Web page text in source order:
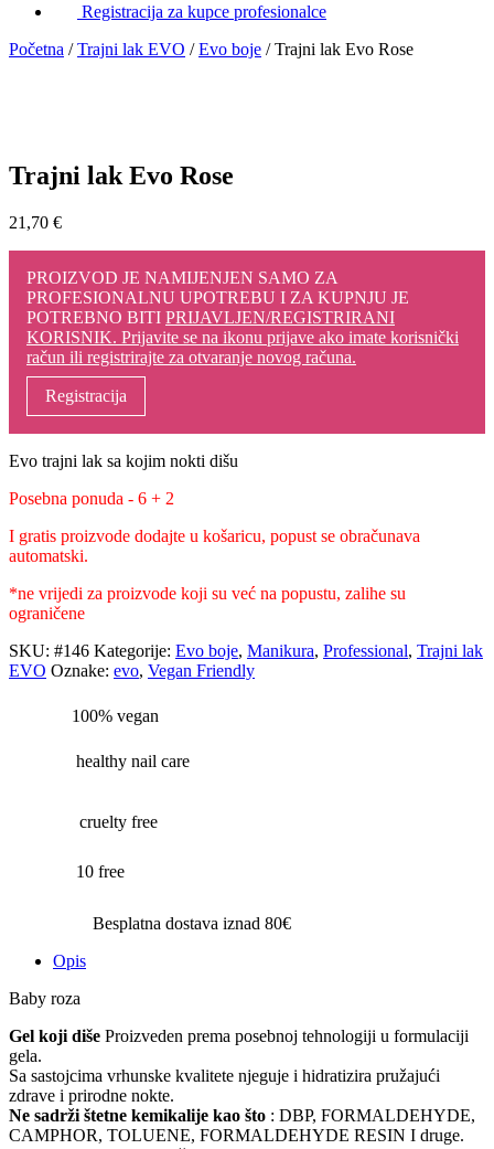
Registracija za kupce profesionalce
Početna / Trajni lak EVO / Evo boje /Trajni lak Evo Rose
Trajni lak Evo Rose
21,70 €
PROIZVOD JE NAMIJENJEN SAMO ZA
PROFESIONALNU UPOTREBU I ZA KUPNJU JE
POTREBNO BITI PRIJAVLJEN/REGISTRIRANI
KORISNIK. Prijavite se na ikonu prijave ako imate korisnički
račun ili registrirajte za otvaranje novog računa.
Registracija
Evo trajni lak sa kojim nokti dišu
Posebna ponuda - 6 + 2
I gratis proizvode dodajte u košaricu, popust se obračunava
automatski.
*ne vrijedi za proizvode koji su već na popustu, zalihe su
ograničene
SKU: #146 Kategorije: Evo boje, Manikura, Professional, Trajni lak
EVO Oznake: evo, Vegan Friendly
100% vegan
healthy nail care
cruelty free
10 free
Besplatna dostava iznad 80€
Opis
Baby roza
Gel koji diše Proizveden prema posebnoj tehnologiji u formulaciji
gela.
Sa sastojcima vrhunske kvalitete njeguje i hidratizira pružajući
zdrave i prirodne nokte.
Ne sadrži štetne kemikalije kao što : DBP, FORMALDEHYDE,
CAMPHOR, TOLUENE, FORMALDEHYDE RESIN I druge.